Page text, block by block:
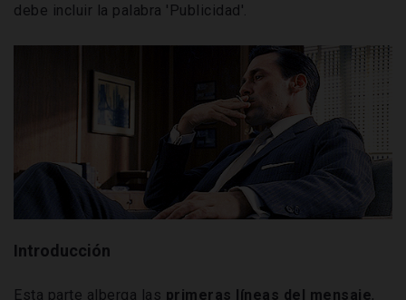
debe incluir la palabra 'Publicidad'.
Introducción
Esta parte alberga las primeras líneas del mensaje,